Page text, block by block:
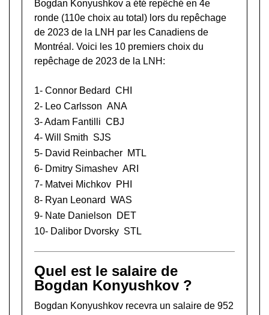
Bogdan Konyushkov a été repêché en 4e
ronde (110e choix au total) lors du repêchage
de 2023 de la LNH par les Canadiens de
Montréal. Voici les 10 premiers choix du
repêchage de 2023 de la LNH:
1- Connor Bedard CHI
2- Leo Carlsson ANA
3-Adam Fantilli CBJ
4- Will Smith SJS
5- David Reinbacher MTL
6- Dmitry Simashev ARI
7- Matvei Michkov PHI
8- Ryan Leonard WAS
9- Nate Danielson
DET
10- Dalibor Dvorsky STL
Quel est le salaire de
Bogdan Konyushkov ?
Bogdan Konyushkov recevra un salaire de 952